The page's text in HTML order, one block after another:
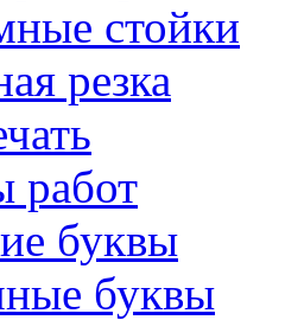
стойки
резка
работ
буквы
буквы